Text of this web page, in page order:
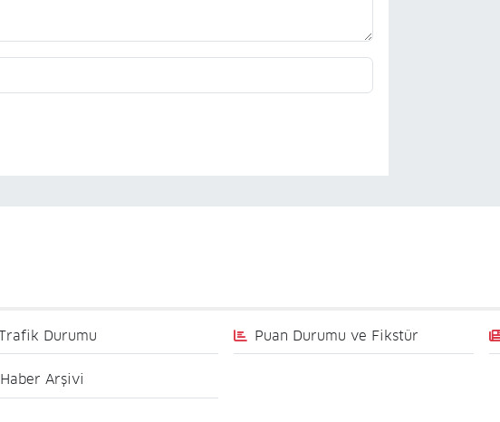
Durumu Puan Durumu ve Fikstür
Haber Arşivi